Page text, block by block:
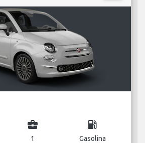
business_center
1
local_gas_station
Gasolina